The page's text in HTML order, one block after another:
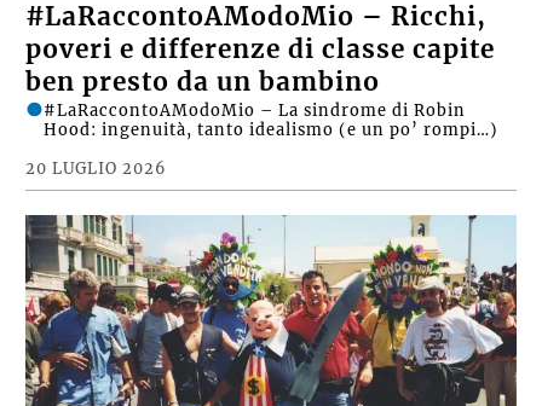
#LaRaccontoAModoMio – Ricchi,
poveri e differenze di classe capite
ben presto da un bambino
20 LUGLIO 2026
#LaRaccontoAModoMio – La sindrome di Robin
Hood: ingenuità, tanto idealismo (e un po’ rompi…)